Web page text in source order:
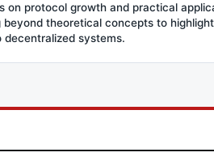
protocol growth and practical
theoretical concepts to
systems.